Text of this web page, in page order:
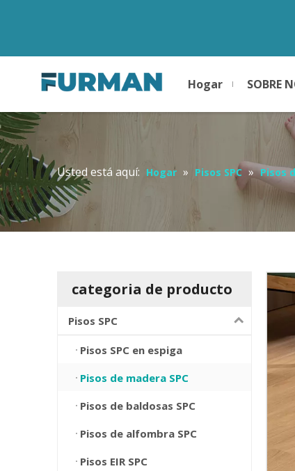
Hogar SOBRE
Usted está aquí: Hogar » Pisos SPC » Pisos
categoria de producto
Pisos SPC
Pisos SPC en espiga
Pisos de madera SPC
Pisos de baldosas SPC
Pisos de alfombra SPC
Pisos EIR SPC